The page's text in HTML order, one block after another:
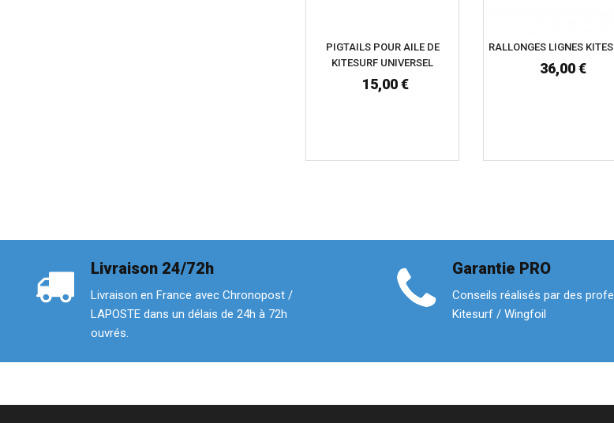
PIGTAILS POUR AILE DE
KITESURF UNIVERSEL
15,00 €
RALLONGES LIGNES
36,00 €
Livraison 24/72h
Livraison en France avec Chronopost /
LAPOSTE dans un délais de 24h à 72h
ouvrés.
Garantie PRO
Conseils réalisés par des
Kitesurf / Wingfoil